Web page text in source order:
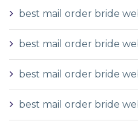
best mail order bride
best mail order bride
best mail order bride
best mail order bride